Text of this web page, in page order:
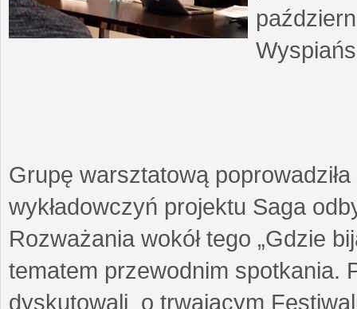
Grupę warsztatową
wykładowczyń projektu Saga
Rozważania wokół tego „Gdzie
tematem przewodnim spotkania.
dyskutowali o trwającym